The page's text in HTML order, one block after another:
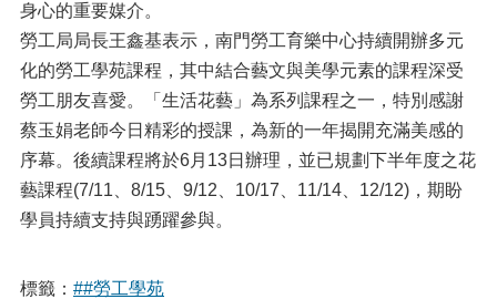
身心的重要媒介。
勞工局局長王鑫基表示，南門勞工育樂中心持續開辦多元
化的勞工學苑課程，其中結合藝文與美學元素的課程深受
勞工朋友喜愛。「生活花藝」為系列課程之一，特別感謝
蔡玉娟老師今日精彩的授課，為新的一年揭開充滿美感的
序幕。後續課程將於6月13日辦理，並已規劃下半年度之花
藝課程(7/11、8/15、9/12、10/17、11/14、12/12)，期盼
學員持續支持與踴躍參與。
標籤： ##勞工學苑